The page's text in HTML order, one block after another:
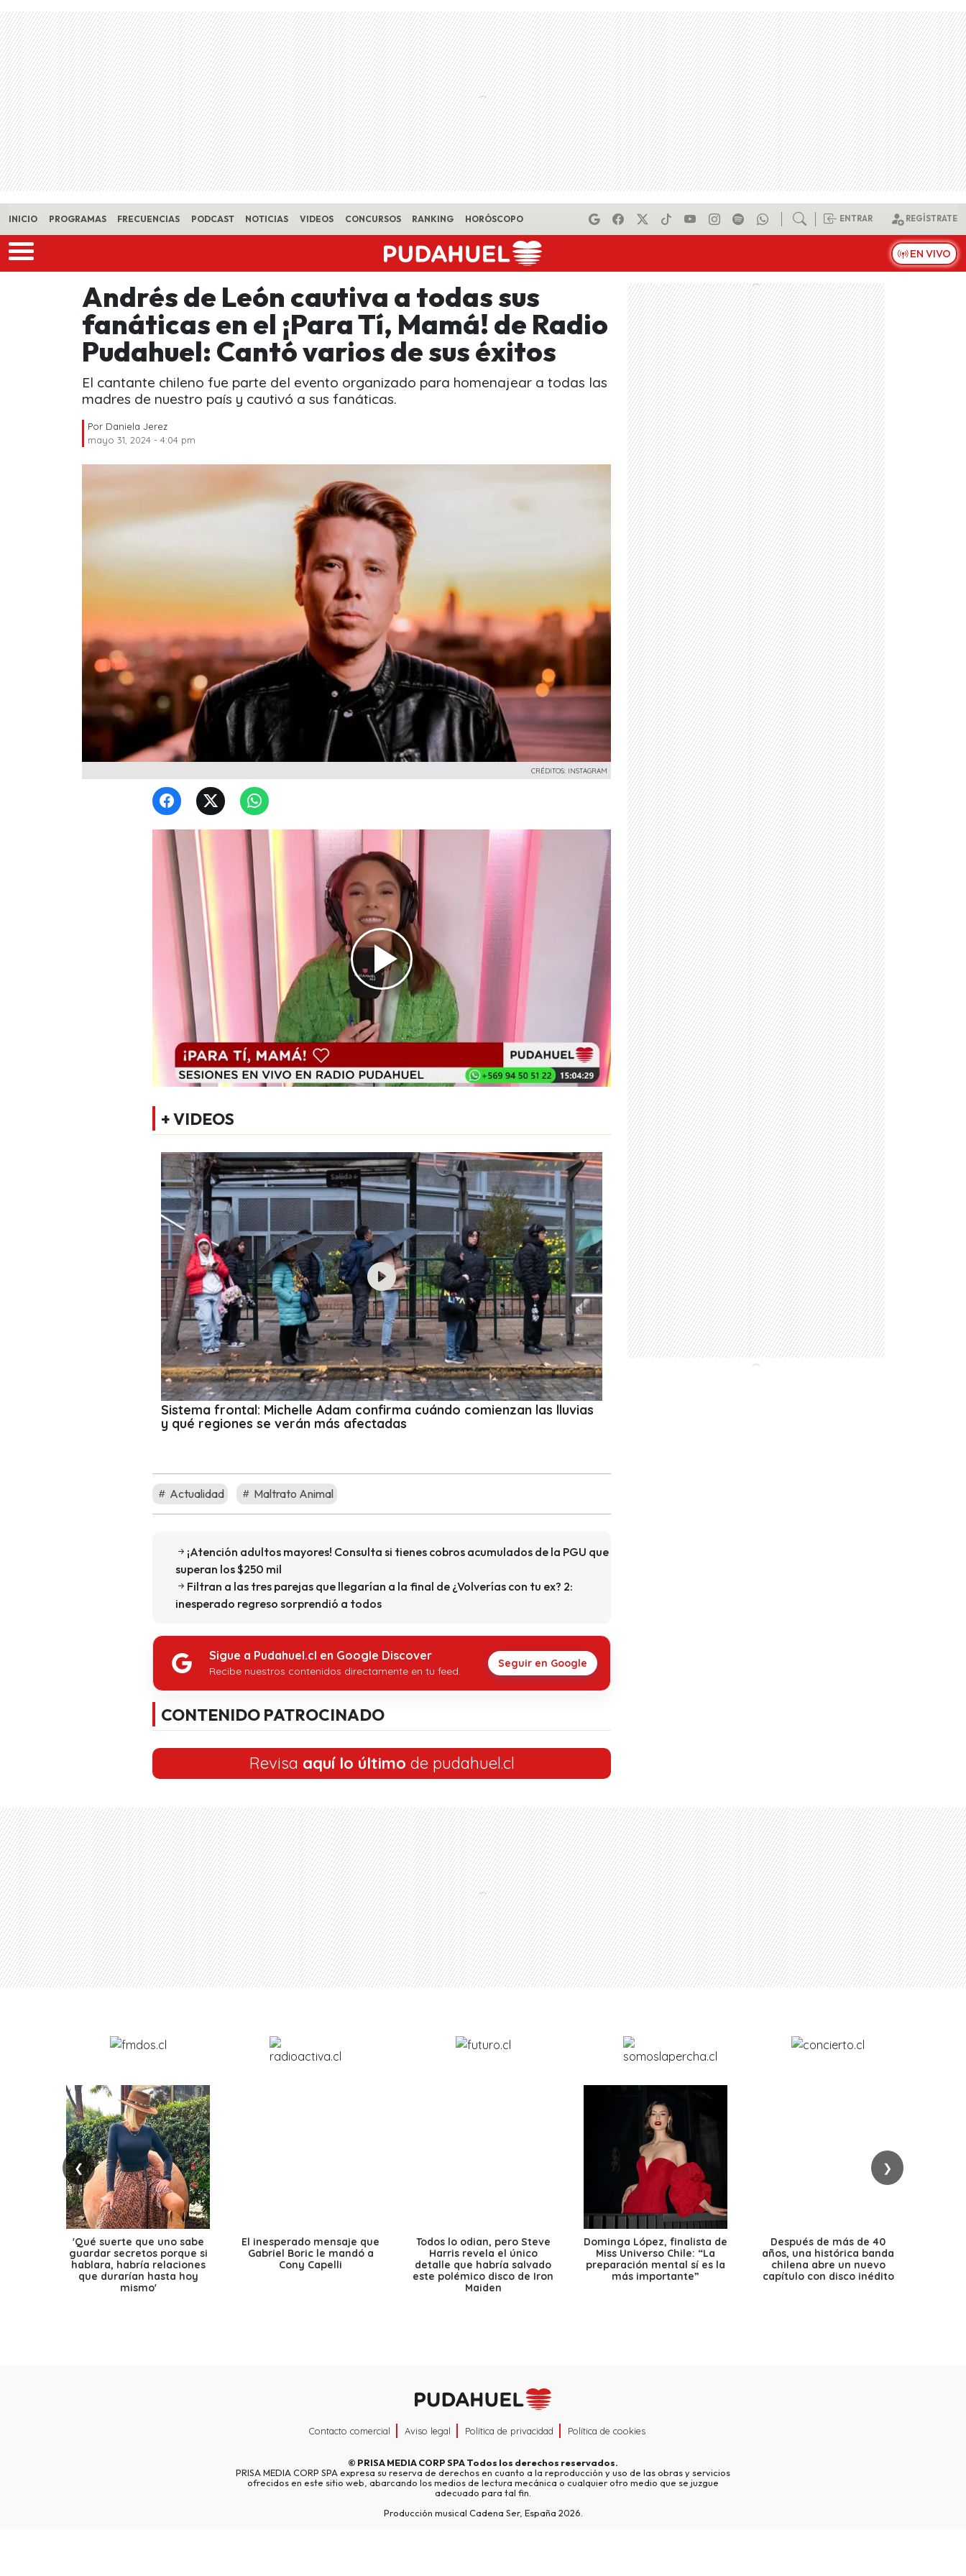
Skip to main content
INICIO PROGRAMAS FRECUENCIAS PODCAST NOTICIAS VIDEOS CONCURSOS RANKING HORÓSCOPO ENTRAR REGÍSTRATE
EN VIVO
Andrés de León cautiva a todas sus
fanáticas en el ¡Para Tí, Mamá! de Radio
Pudahuel: Cantó varios de sus éxitos
El cantante chileno fue parte del evento organizado para homenajear a todas las
madres de nuestro país y cautivó a sus fanáticas.
Por Daniela Jerez
mayo 31, 2024 - 4:04 pm
CRÉDITOS: INSTAGRAM
+ VIDEOS
Sistema frontal: Michelle Adam confirma cuándo comienzan las lluvias
y qué regiones se verán más afectadas
Actualidad Maltrato Animal
¡Atención adultos mayores! Consulta si tienes cobros acumulados de la PGU que
superan los $250 mil
Filtran a las tres parejas que llegarían a la final de ¿Volverías con tu ex? 2:
inesperado regreso sorprendió a todos
Sigue a Pudahuel.cl en Google Discover
Recibe nuestros contenidos directamente en tu feed.
Seguir en Google
CONTENIDO PATROCINADO
Revisa aquí lo último de pudahuel.cl
❮ ❯
'Qué suerte que uno sabe
guardar secretos porque si
hablara, habría relaciones
que durarían hasta hoy
mismo'
El inesperado mensaje que
Gabriel Boric le mandó a
Cony Capelli
Todos lo odian, pero Steve
Harris revela el único
detalle que habría salvado
este polémico disco de Iron
Maiden
Dominga López, finalista de
Miss Universo Chile: “La
preparación mental sí es la
más importante”
Después de más de 40
años, una histórica banda
chilena abre un nuevo
capítulo con disco inédito
Contacto comercial Aviso legal Política de privacidad Política de cookies
© PRISA MEDIA CORP SPATodos los derechos reservados.
PRISA MEDIA CORP SPA expresa su reserva de derechos en cuanto a la reproducción y uso de las obras y servicios
ofrecidos en este sitio web, abarcando los medios de lectura mecánica o cualquier otro medio que se juzgue
adecuado para tal fin.
Producción musical Cadena Ser, España 2026.